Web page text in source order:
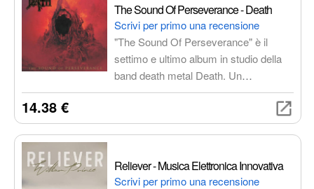
The Sound Of Perseverance - Death
Scrivi per primo una recensione
"The Sound Of Perseverance" è il
settimo e ultimo album in studio della
band death metal Death. Un
capolavoro di tecnica, intensità e
vertici del genere. Esplora temi oscuri
atmosfere intense.
14.38 €
Reliever - Musica Elettronica Innovativa
Scrivi per primo una recensione